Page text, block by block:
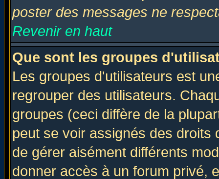
poster des messages ne
Revenir en haut
Que sont les groupes
Les groupes d'utilisateurs est
regrouper des utilisateurs.
groupes (ceci diffère de la
peut se voir assignés des
de gérer aisément différents
donner accès à un forum privé,